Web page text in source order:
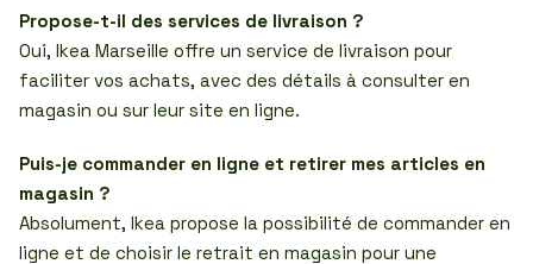
Propose-t-il des services de livraison ?
Oui, Ikea Marseille offre un service de livraison pour
faciliter vos achats, avec des détails à consulter en
magasin ou sur leur site en ligne.
Puis-je commander en ligne et retirer mes articles en
magasin ?
Absolument, Ikea propose la possibilité de commander en
ligne et de choisir le retrait en magasin pour une